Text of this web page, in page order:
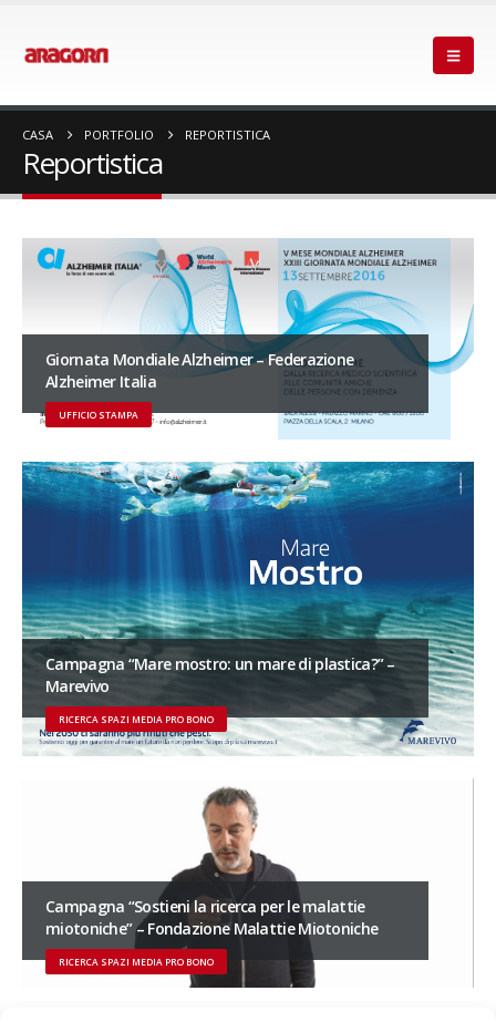
CASA PORTFOLIO REPORTISTICA
Reportistica
Giornata Mondiale Alzheimer – Federazione
Alzheimer Italia
UFFICIO STAMPA
Campagna “Mare mostro: un mare di plastica?” –
Marevivo
RICERCA SPAZI MEDIA PRO BONO
Campagna “Sostieni la ricerca per le malattie
miotoniche” – Fondazione Malattie Miotoniche
RICERCA SPAZI MEDIA PRO BONO